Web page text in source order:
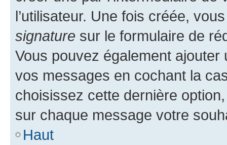
l’utilisateur. Une fois créée,
signature sur le formulaire de
Vous pouvez également
vos messages en cochant la
choisissez cette dernière
sur chaque message votre
Haut